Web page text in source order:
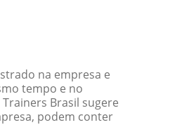
na empresa e
tempo e no
Brasil sugere
podem conter